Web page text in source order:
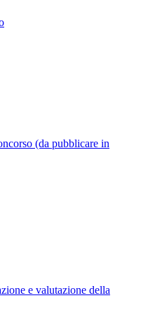
(da pubblicare in
e valutazione della